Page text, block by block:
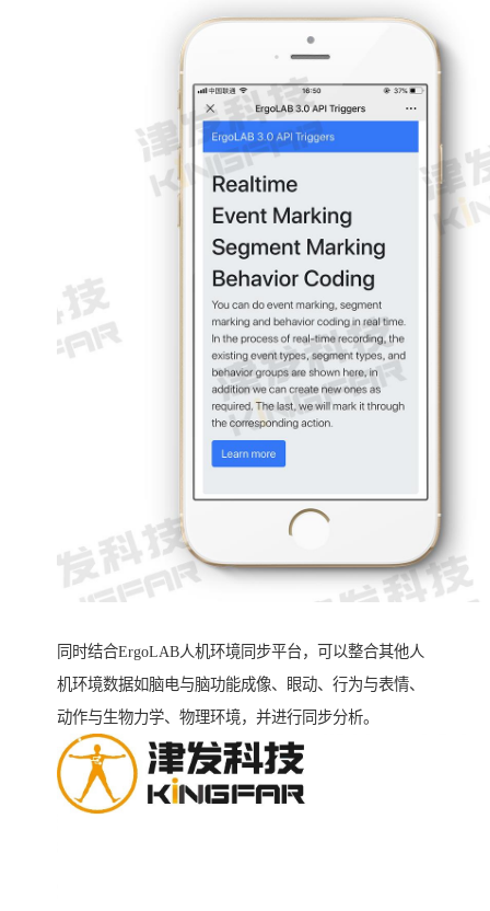
同时结合ErgoLAB人机环境同步平台，可以整合其他人
机环境数据如脑电与脑功能成像、眼动、行为与表情、
动作与生物力学、物理环境，并进行同步分析。